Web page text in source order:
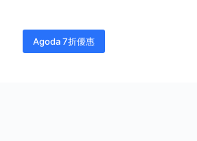
Agoda 7折優惠